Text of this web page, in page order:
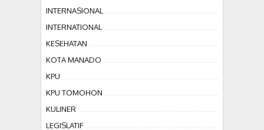
INTERNASIONAL
INTERNATIONAL
KESEHATAN
KOTA MANADO
KPU
KPU TOMOHON
KULINER
LEGISLATIF